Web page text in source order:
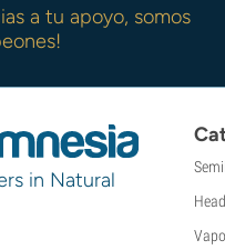
Cluba tu apoyo, somos
in Natural